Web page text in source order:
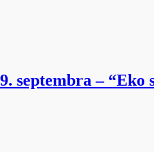
septembra –